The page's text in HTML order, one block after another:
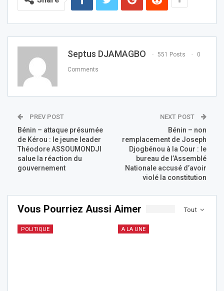
Septus DJAMAGBO 551 Posts 0
Comments
PREV POST
Bénin – attaque présumée
de Kérou : le jeune leader
Théodore ASSOUMONDJI
salue la réaction du
gouvernement
NEXT POST
Bénin – non
remplacement de Joseph
Djogbénou à la Cour : le
bureau de l’Assemblé
Nationale accusé d’avoir
violé la constitution
Tout
Vous Pourriez Aussi Aimer
POLITIQUE A LA UNE